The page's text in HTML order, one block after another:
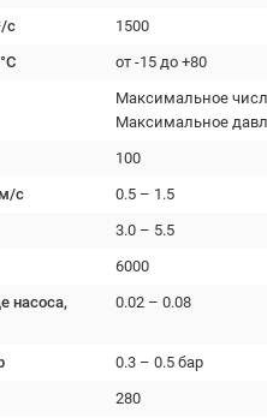
c
1500
от -15 до +80
Максимальное
Максимальное
100
с
0.5 – 1.5
3.0 – 5.5
6000
насоса,
0.02 – 0.08
0.3 – 0.5 бар
280